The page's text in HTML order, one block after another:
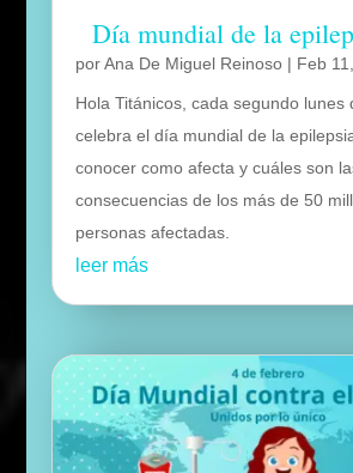
Día mundial de la
porAna De Miguel Reinoso| Feb
Hola Titánicos, cada segundo lunes
celebra el día mundial de la
conocer como afecta y cuáles son
consecuencias de los más de 50
personas afectadas.
leer más